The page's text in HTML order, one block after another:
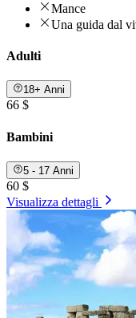
Mance
Una guida dal
Adulti
18+ Anni
66 $
Bambini
5 - 17 Anni
60 $
Visualizza dettagli